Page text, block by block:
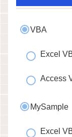
VBA
Excel
Access
MySample
Excel